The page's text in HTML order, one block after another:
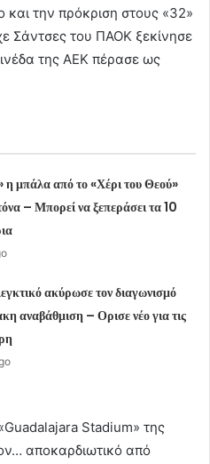
την πρόκριση στους «32»
Σάντσες του ΠΑΟΚ ξεκίνησε
της ΑΕΚ πέρασε ως
η μπάλα από το «Χέρι του Θεού»
– Μπορεί να ξεπεράσει τα 10
ακύρωσε τον διαγωνισμό
αναβάθμιση – Ορισε νέο για τις
Stadium» της
αποκαρδιωτικό από